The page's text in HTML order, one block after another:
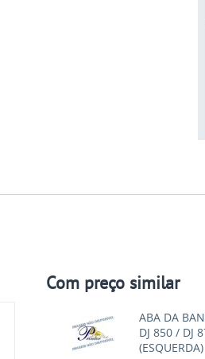
Com preço similar
ABA DA
DJ 850 / DJ
(ESQUERDA)